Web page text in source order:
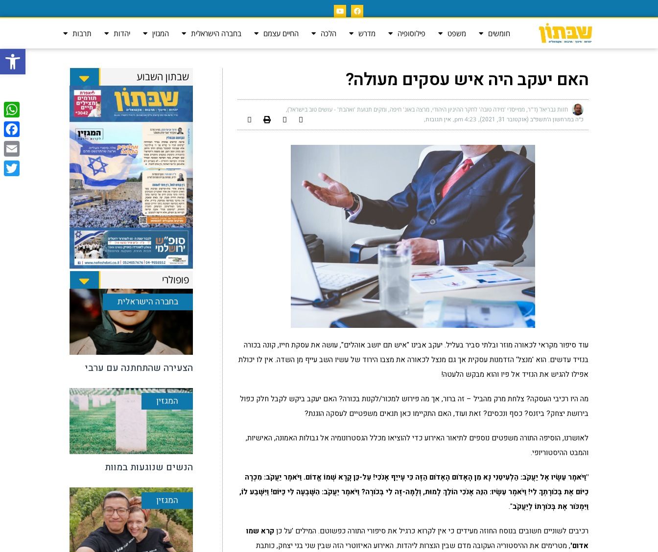
פתח
חומשים משפט פילוסופיה מדרש הלכה החיים עצמם בחברה הישראלית המגזין יהדות תרבות
האם יעקב היה איש עסקים מעולה?
חזות גבריאל (ד"ר, ממייסדי 'מידה טובה' לחקר ההיגיון היהודי, מרצה באונ' חיפה, ומקים תנועת 'ואהבת' - עושים טוב בישראל)
כ״ה במרחשון ה׳תשפ״ב (אוקטובר 31, 2021) 4:23 pm אין תגובות
עוד סיפור מקראי לכאורה מוזר ובלתי סביר בעליל. יעקב אבינו "איש תם יושב אוהלים", עושה את עסקת חייו, קונה בכורה
בנזיד עדשים. הוא 'מנצל' הזדמנות עסקית אך גם מנצל לכאורה את מצבו הירוד של עשיו השב עייף מן השדה. אין לו יכולת
אפילו להגיש את הנזיד אל פיו והוא מבקש הלעטה!
מה היו רכיבי העסקה? צלחת מרק מהביל – זה ברור, אך מה פירוש למכור/לקנות בכורה? האם יעקב ביקש לקבל חלק כפול
בירושת יצחק? ביזנס? כסף ונכסים? זאת ועוד, האם התקיימו כאן תנאים משפטיים לעסקה הוגנת?
לאושרנו, הוסיפה התורה משפטים נוספים לתיאור האירוע כדי להוציאו מכלל הגסטרונומיה אל גבולות האמונה, האישיות,
והמבט ההיסטוריופי.
"וַיֹּאמֶר עֵשָׂיו אֶל יַעֲקֹב: הַלְעִיטֵנִי נָא מִן הָאָדֹום הָאָדֹום הַזֶּה כִּי עָייֵף אָנֹכִי! עַל-כֵּן קָרָא שְׁמוֹ אֱדוֹם. וַיֹּאמֶר יַעֲקֹב: מִכְרָה
כַיּוֹם אֶת בְּכֹורָתְךָ לִי! וַיֹּאמֶר עֵשָׂיו: הִנֵּה אָנֹכִי הוֹלֵךְ לָמוּת, וְלָמָּה-זֶּה לִי בְּכֹורָה? וַיֹּאמֶר יַעֲקֹב: הִשָּׁבְעָה לִּי כַּיּוֹם! וַיִּשָּׁבַע לוֹ,
וַיִּמְכֹּור אֶת בְּכֹורָתוֹ לְיַעֲקֹב".
רכיבים לשוניים חשובים בנוסח החוזה מעידים כי אין לקרוא כרגיל את סיפורי התורה כפשוטם. המילים 'על כןקרא שמו
אדום', מטרימים את ההיסטוריה העקובה מדם שבין הנצרות ליהדות. האירוע האיזוטרי הזה שבין שני בני יצחק, כותבת
שבתון השבוע
פופולרי
בחברה הישראלית
הצעירה שהתחתנה עם ערבי
המגזין
הנשים שנוגעות במוות
המגזין
Email